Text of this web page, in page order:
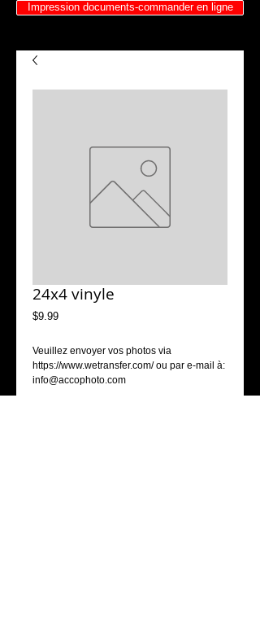
Impression documents-commander en ligne
24x4 vinyle
$9.99Price
Veuillez envoyer vos photos via
https://www.wetransfer.com/ ou par e-mail à:
info@accophoto.com